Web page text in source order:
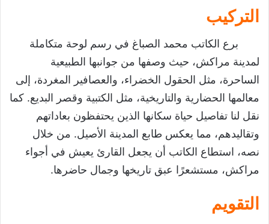
التركيب
برع الكاتب محمد الصباغ في رسم لوحة متكاملة
لمدينة مراكش، حيث وصفها من جوانبها الطبيعية
الساحرة، مثل الحقول الخضراء، والعصافير المغردة، إلى
معالمها الحضارية والتاريخية، مثل الكتبية وقصر البديع. كما
نقل لنا تفاصيل حياة سكانها الذين يحتفظون بعاداتهم
وتقاليدهم، مما يعكس طابع المدينة الأصيل. من خلال
نصه، استطاع الكاتب أن يجعل القارئ يعيش في أجواء
مراكش، مستشعرًا عبق تاريخها وجمال حاضرها.
التقويم